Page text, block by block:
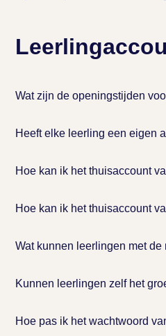
Wat zijn de openingstijden
Heeft elke leerling een eigen
Hoe kan ik het thuisaccount
Hoe kan ik het thuisaccount
Wat kunnen leerlingen met
Kunnen leerlingen zelf het
Hoe pas ik het wachtwoord